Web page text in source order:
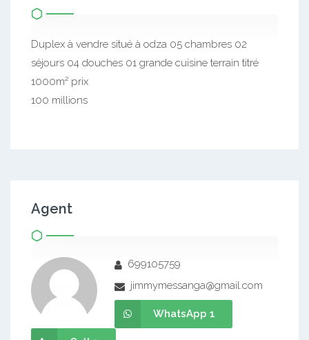
Duplex à vendre situé à odza 05 chambres 02
séjours 04 douches 01 grande cuisine terrain titré
1000m² prix
100 millions
Agent
699105759
jimmymessanga@gmail.com
WhatsApp 1